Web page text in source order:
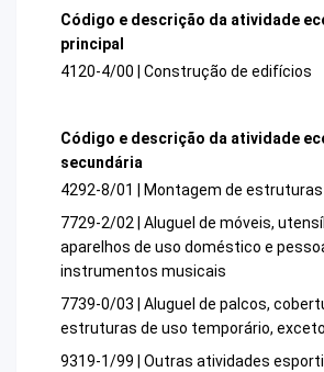
Código e descrição da atividade
principal
4120-4/00 | Construção de edifícios
Código e descrição da atividade
secundária
4292-8/01 | Montagem de
7729-2/02 | Aluguel de móveis,
aparelhos de uso doméstico e
instrumentos musicais
7739-0/03 | Aluguel de palcos,
estruturas de uso temporário,
9319-1/99 | Outras atividades